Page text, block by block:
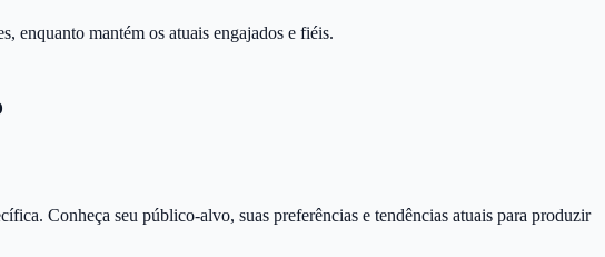
enquanto mantém os atuais engajados e fiéis.
Conheça seu público-alvo, suas preferências e tendências atuais para produzir